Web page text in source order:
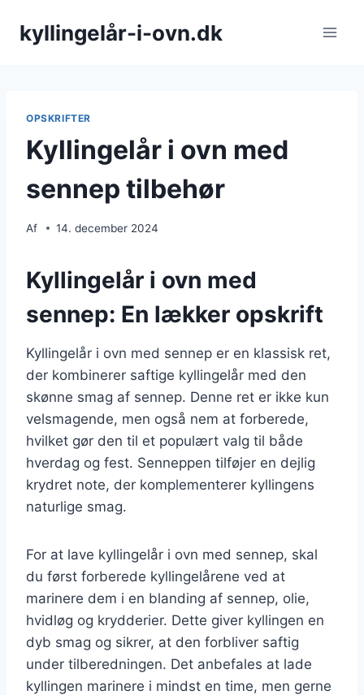
kyllingelår-i-ovn.dk
OPSKRIFTER
Kyllingelår i ovn med
sennep tilbehør
Af 14. december 2024
Kyllingelår i ovn med
sennep: En lækker opskrift
Kyllingelår i ovn med sennep er en klassisk ret,
der kombinerer saftige kyllingelår med den
skønne smag af sennep. Denne ret er ikke kun
velsmagende, men også nem at forberede,
hvilket gør den til et populært valg til både
hverdag og fest. Senneppen tilføjer en dejlig
krydret note, der komplementerer kyllingens
naturlige smag.
For at lave kyllingelår i ovn med sennep, skal
du først forberede kyllingelårene ved at
marinere dem i en blanding af sennep, olie,
hvidløg og krydderier. Dette giver kyllingen en
dyb smag og sikrer, at den forbliver saftig
under tilberedningen. Det anbefales at lade
kyllingen marinere i mindst en time, men gerne